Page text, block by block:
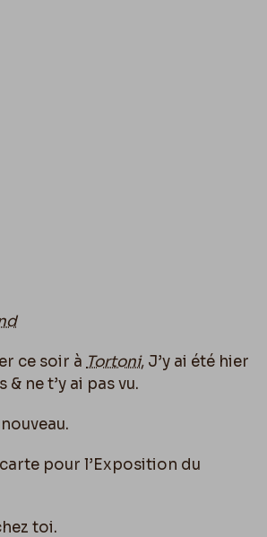
ce soir à Tortoni, J’y ai été hier
ne t’y ai pas vu.
pour l’Exposition du
toi.